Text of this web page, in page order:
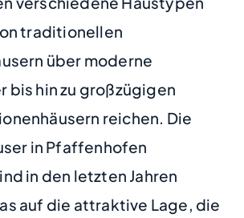
traditionellen
über moderne
bis hin zu großzügigen
reichen. Die
in Pfaffenhofen
in den letzten Jahren
auf die attraktive Lage, die